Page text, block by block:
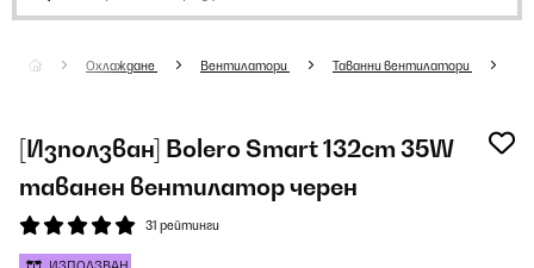
Охлаждане Вентилатори Таванни вентилатори
[Използван] Bolero Smart 132cm 35W
таванен вентилатор черен
31 рейтинги